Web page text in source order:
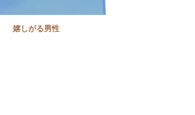
嬉しがる男性